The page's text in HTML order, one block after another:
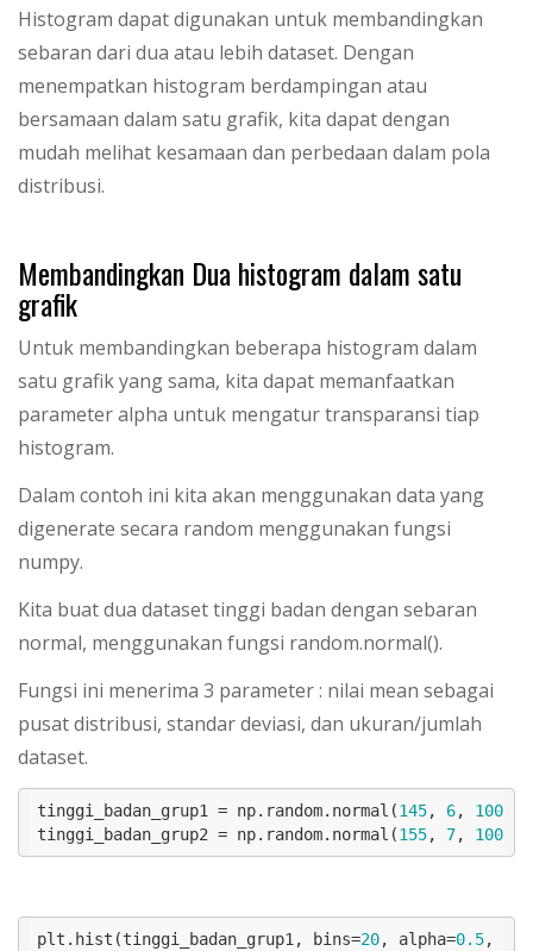
Histogram dapat digunakan untuk membandingkan
sebaran dari dua atau lebih dataset. Dengan
menempatkan histogram berdampingan atau
bersamaan dalam satu grafik, kita dapat dengan
mudah melihat kesamaan dan perbedaan dalam pola
distribusi.
Membandingkan Dua histogram dalam satu
grafik
Untuk membandingkan beberapa histogram dalam
satu grafik yang sama, kita dapat memanfaatkan
parameter alpha untuk mengatur transparansi tiap
histogram.
Dalam contoh ini kita akan menggunakan data yang
digenerate secara random menggunakan fungsi
numpy.
Kita buat dua dataset tinggi badan dengan sebaran
normal, menggunakan fungsi random.normal().
Fungsi ini menerima 3 parameter : nilai mean sebagai
pusat distribusi, standar deviasi, dan ukuran/jumlah
dataset.
tinggi_badan_grup1 = np.random.normal(145, 6, 100
tinggi_badan_grup2 = np.random.normal(155, 7, 100
plt.hist(tinggi_badan_grup1, bins=20, alpha=0.5,